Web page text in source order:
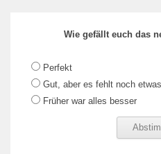
Wie gefällt euch das
Perfekt
Gut, aber es fehlt noch
Früher war alles besser